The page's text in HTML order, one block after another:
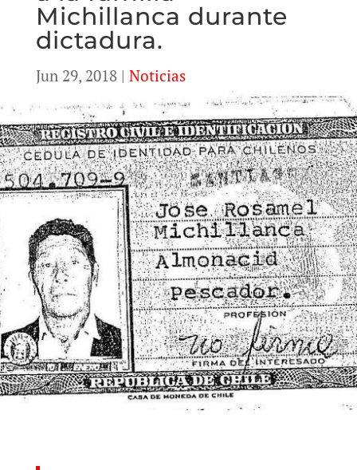
Michillanca durante
dictadura.
Jun 29, 2018| Noticias